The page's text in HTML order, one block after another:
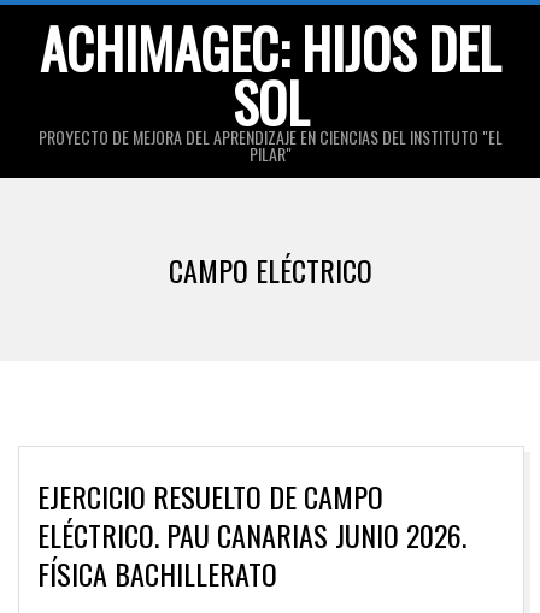
ACHIMAGEC: HIJOS DEL
SOL
PROYECTO DE MEJORA DEL APRENDIZAJE EN CIENCIAS DEL INSTITUTO "EL
PILAR"
CAMPO ELÉCTRICO
EJERCICIO RESUELTO DE CAMPO
ELÉCTRICO. PAU CANARIAS JUNIO 2026.
FÍSICA BACHILLERATO